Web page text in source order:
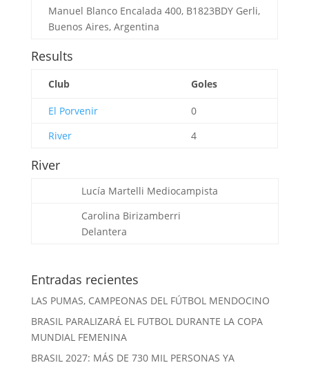
Manuel Blanco Encalada 400, B1823BDY Gerli,
Buenos Aires, Argentina
Results
Club Goles
El Porvenir
0
River
4
River
Lucía Martelli Mediocampista
Carolina Birizamberri
Delantera
Entradas recientes
LAS PUMAS, CAMPEONAS DEL FÚTBOL MENDOCINO
BRASIL PARALIZARÁ EL FUTBOL DURANTE LA COPA
MUNDIAL FEMENINA
BRASIL 2027: MÁS DE 730 MIL PERSONAS YA